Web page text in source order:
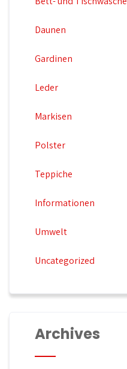
Daunen
Gardinen
Leder
Markisen
Polster
Teppiche
Informationen
Umwelt
Uncategorized
Archives